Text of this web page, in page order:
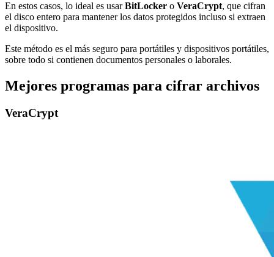
En estos casos, lo ideal es usarBitLocker o VeraCrypt, que cifran
el disco entero para mantener los datos protegidos incluso si extraen
el dispositivo.
Este método es el más seguro para portátiles y dispositivos portátiles,
sobre todo si contienen documentos personales o laborales.
Mejores programas para cifrar archivos
VeraCrypt